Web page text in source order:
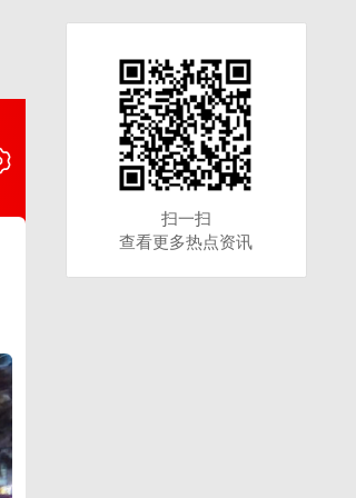
扫一扫
查看更多热点资讯
扫一扫
查看更多热点资讯